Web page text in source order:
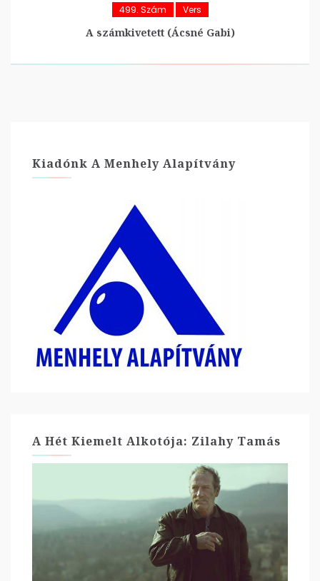
499. Szám Vers
A számkivetett (Ácsné Gabi)
Kiadónk A Menhely Alapítvány
A Hét Kiemelt Alkotója: Zilahy Tamás